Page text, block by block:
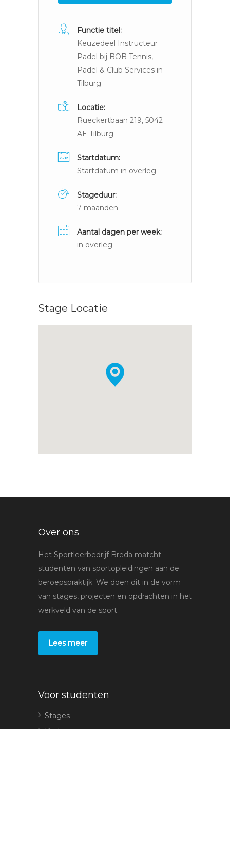
Functie titel:
Keuzedeel Instructeur
Padel bij BOB Tennis,
Padel & Club Services in
Tilburg
Locatie:
Rueckertbaan 219, 5042
AE Tilburg
Startdatum:
Startdatum in overleg
Stageduur:
7 maanden
Aantal dagen per week:
in overleg
Stage Locatie
Over ons
Het Sportleerbedrijf Breda matcht
studenten van sportopleidingen aan de
beroepspraktijk. We doen dit in de vorm
van stages, projecten en opdrachten in het
werkveld van de sport.
Lees meer
Voor studenten
Stages
Bedrijven